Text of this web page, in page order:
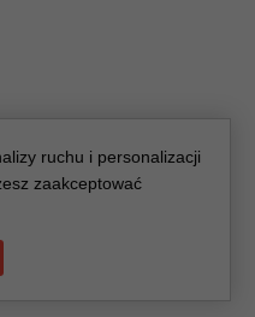
ruchu i personalizacji
zaakceptować